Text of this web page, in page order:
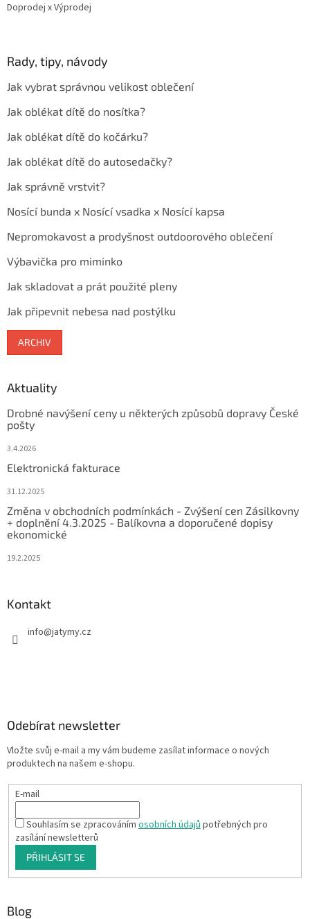
Doprodej x Výprodej
Rady, tipy, návody
Jak vybrat správnou velikost oblečení
Jak oblékat dítě do nosítka?
Jak oblékat dítě do kočárku?
Jak oblékat dítě do autosedačky?
Jak správně vrstvit?
Nosící bunda x Nosící vsadka x Nosící kapsa
Nepromokavost a prodyšnost outdoorového oblečení
Výbavička pro miminko
Jak skladovat a prát použité pleny
Jak připevnit nebesa nad postýlku
ARCHIV
Aktuality
Drobné navýšení ceny u některých způsobů dopravy České
pošty
3.4.2026
Elektronická fakturace
31.12.2025
Změna v obchodních podmínkách - Zvýšení cen Zásilkovny
+ doplnění 4.3.2025 - Balíkovna a doporučené dopisy
ekonomické
19.2.2025
Kontakt
info@jatymy.cz
Odebírat newsletter
Vložte svůj e-mail a my vám budeme zasílat informace o nových
produktech na našem e-shopu.
E-mail
Souhlasím se zpracovánímosobních údajůpotřebných pro
zasílání newsletterů
PŘIHLÁSIT SE
Blog